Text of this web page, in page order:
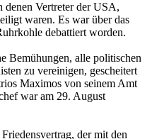
denen Vertreter der USA,
waren. Es war über das
debattiert worden.
Bemühungen, alle politischen
zu vereinigen, gescheitert
Maximos von seinem Amt
war am 29. August
der mit den